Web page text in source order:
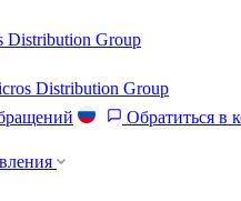
Distribution Group
Distribution Group
Обратиться в